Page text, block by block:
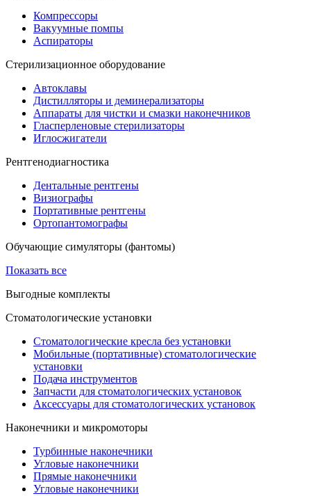
Компрессоры
Вакуумные помпы
Аспираторы
Стерилизационное оборудование
Автоклавы
Дистилляторы и деминерализаторы
Аппараты для чистки и смазки наконечников
Гласперленовые стерилизаторы
Иглосжигатели
Рентгенодиагностика
Дентальные рентгены
Визиографы
Портативные рентгены
Ортопантомографы
Обучающие симуляторы (фантомы)
Показать все
Выгодные комплекты
Стоматологические установки
Стоматологические кресла без установки
Мобильные (портативные) стоматологические
установки
Подача инструментов
Запчасти для стоматологических установок
Аксессуары для стоматологических установок
Наконечники и микромоторы
Турбинные наконечники
Угловые наконечники
Прямые наконечники
Угловые наконечники